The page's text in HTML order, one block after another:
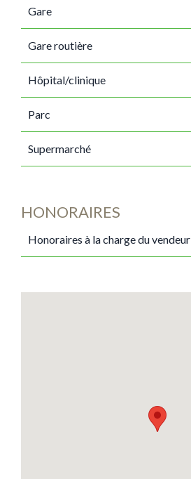
Gare
Gare routière
Hôpital/clinique
Parc
Supermarché
HONORAIRES
Honoraires à la charge du vendeur